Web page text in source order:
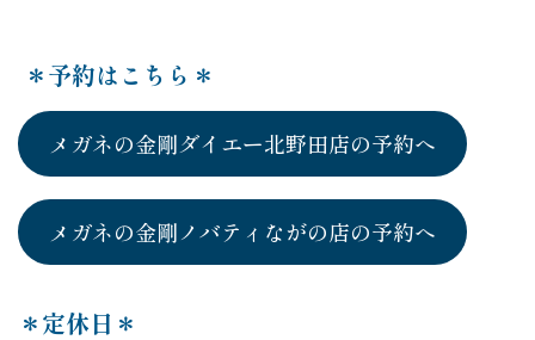
＊予約はこちら＊
メガネの金剛ダイエー北野田店の予約へ
メガネの金剛ノバティながの店の予約へ
＊定休日＊